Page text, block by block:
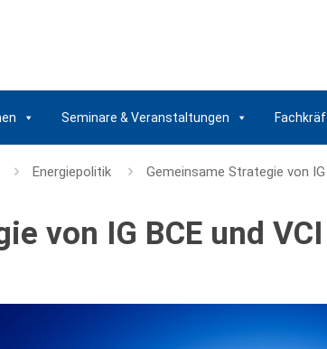
Seminare & Veranstaltungen
Energiepolitik Gemeinsame Strategie von
von IG BCE und